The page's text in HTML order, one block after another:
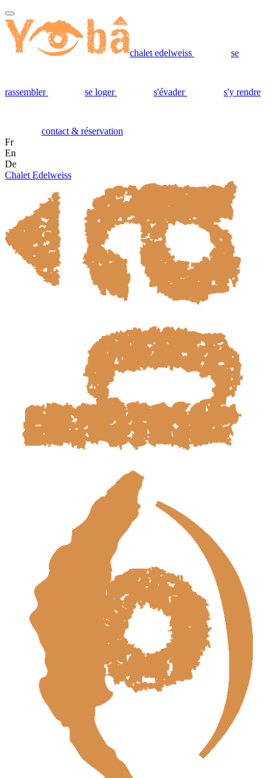
chalet edelweiss se
rassembler se loger s'évader s'y rendre
contact & réservation
Fr
En
De
Chalet Edelweiss